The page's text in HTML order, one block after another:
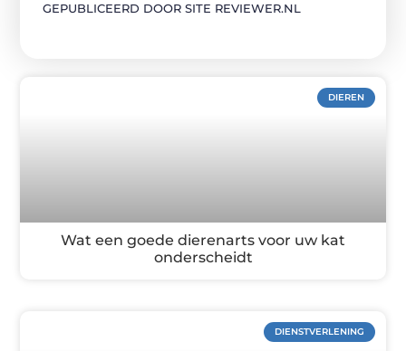
GEPUBLICEERD DOOR SITE REVIEWER.NL
DIEREN
Wat een goede dierenarts voor uw kat
onderscheidt
DIENSTVERLENING